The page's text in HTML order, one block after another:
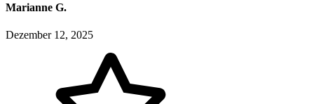
Marianne G.
Dezember 12, 2025